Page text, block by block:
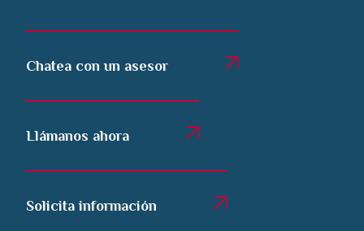
Chatea con un asesor
Llámanos ahora
Solicita información